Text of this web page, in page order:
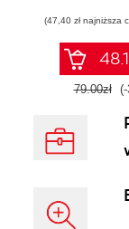
(47,40 zł najniższa
79.00zł